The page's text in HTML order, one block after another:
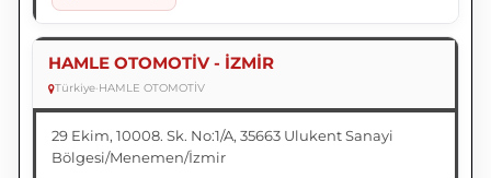
HAMLE OTOMOTİV - İZMİR
Türkiye•HAMLE OTOMOTİV
29 Ekim, 10008. Sk. No:1/A, 35663 Ulukent Sanayi
Bölgesi/Menemen/İzmir